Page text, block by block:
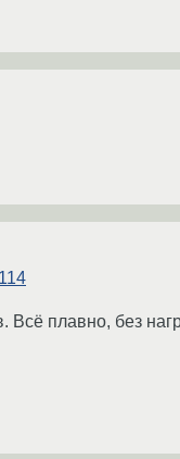
плавно, без